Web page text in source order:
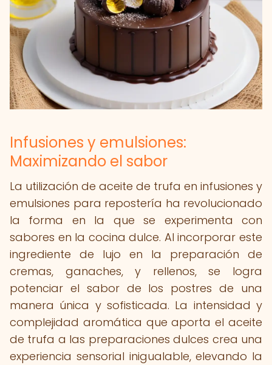
Infusiones y emulsiones:
Maximizando el sabor
La utilización de aceite de trufa en infusiones y
emulsiones para repostería ha revolucionado
la forma en la que se experimenta con
sabores en la cocina dulce. Al incorporar este
ingrediente de lujo en la preparación de
cremas, ganaches, y rellenos, se logra
potenciar el sabor de los postres de una
manera única y sofisticada. La intensidad y
complejidad aromática que aporta el aceite
de trufa a las preparaciones dulces crea una
experiencia sensorial inigualable, elevando la